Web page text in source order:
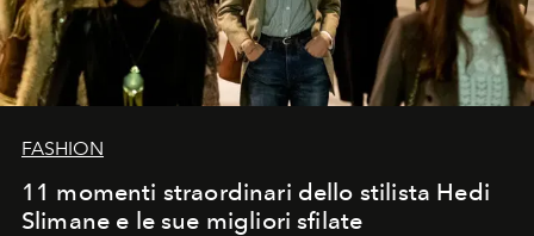
FASHION
11 momenti straordinari dello stilista Hedi
Slimane e le sue migliori sfilate